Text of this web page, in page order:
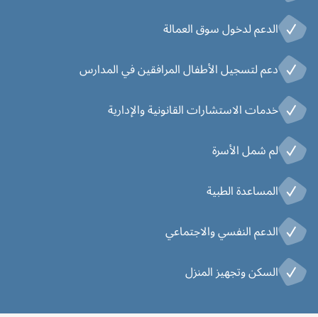
الدعم لدخول سوق العمالة
دعم لتسجيل الأطفال المرافقين في المدارس
خدمات الاستشارات القانونية والإدارية
لم شمل الأسرة
المساعدة الطبية
الدعم النفسي والاجتماعي
السكن وتجهيز المنزل